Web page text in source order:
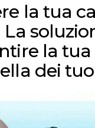
la tua
La
la tua
dei